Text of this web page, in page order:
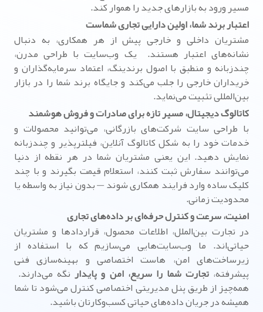
مسیر ورود به بازارهای جدید را هموار کند.
اعتبار برند شما، اولین دارایی تجاری شماست
مشتریان داخلی و خارجی پیش از هر همکاری، به دنبال
نشانه‌های اعتبار هستند. یک وب‌سایت با طراحی مدرن،
چندزبانه و منطبق با اصول برندینگ، اعتماد سرمایه‌گذاران و
خریداران خارجی را جلب می‌کند و جایگاه برند شما را در بازار
بین‌المللی تثبیت می‌نماید.
کاتالوگ دیجیتال، مسیر تازه برای صادرات و فروش هوشمند
با طراحی سایت شرکت‌های بازرگانی، می‌توانید محصولات و
خدمات خود را به شکل کاتالوگ آنلاین، فیلترپذیر و چندزبانه
نمایش دهید. این یعنی مشتریان شما در هر نقطه از دنیا
می‌توانند سفارش ثبت کنند، استعلام قیمت بگیرند و با چند
کلیک ساده وارد فرایند همکاری شوند — بدون نیاز به واسطه یا
محدودیت زمانی.
امنیت، سرعت و کنترل حرفه‌ای بر داده‌های تجاری
در تجارت بین‌الملل، اطلاعات محصول، قراردادها و مشتریان
حیاتی‌اند. ما وب‌سایت‌هایی می‌سازیم که با استفاده از
زیرساخت‌های امن، هاست اختصاصی و بهینه‌سازی فنی
پیشرفته،تجارت شما را سریع، امن و پایدارنگه می‌دارند.
همه‌چیز از طریق پنل مدیریتی اختصاصی کنترل می‌شود تا شما
همیشه در جریان داده‌های حیاتی کسب‌وکارتان باشید.